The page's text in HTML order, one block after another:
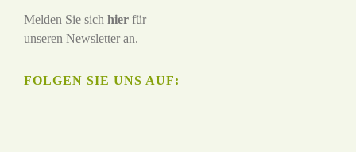
Melden Sie sich hier für
unseren Newsletter an.
FOLGEN SIE UNS AUF: